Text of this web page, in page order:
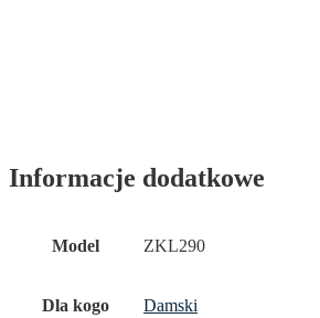
Informacje dodatkowe
Model ZKL290
Dla kogo Damski